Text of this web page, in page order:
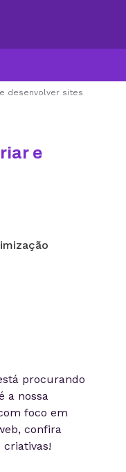
desenvolver sites
e
procurando
a nossa
foco em
confira
criativas!